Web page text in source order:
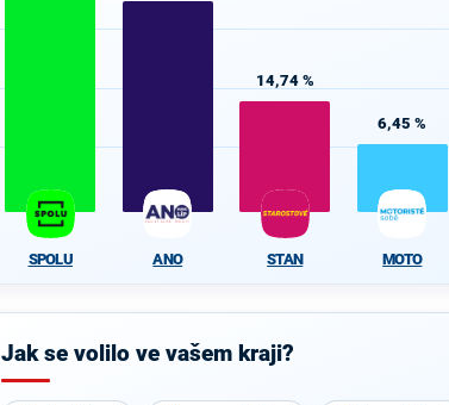
SPOLU ANO
14,74 %
STAN
6,45 %
MOTO
Jak se volilo ve vašem kraji?